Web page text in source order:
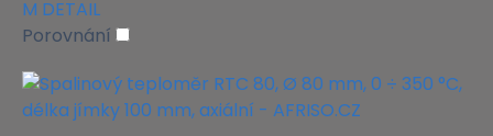
M DETAIL
Porovnání